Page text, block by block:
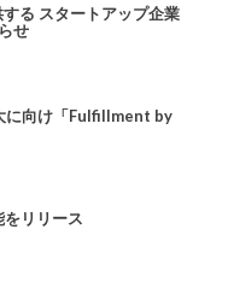
る スタートアップ企業
せ
に向け「Fulfillment by
リリース